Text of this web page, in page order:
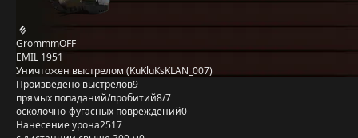
GrommmOFF
EMIL 1951
Уничтожен выстрелом (KuKluKsKLAN_007)
Произведено выстрелов9
прямых попаданий/пробитий8/7
осколочно-фугасных повреждений0
Нанесение урона2517